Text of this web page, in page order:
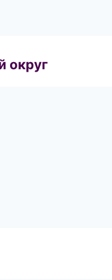
округ